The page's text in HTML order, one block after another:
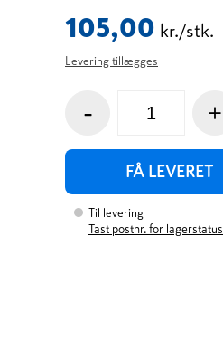
105,00 kr./stk.
Levering tillægges
- +
FÅ LEVERET
Til levering
Tast postnr. for lagerstatus